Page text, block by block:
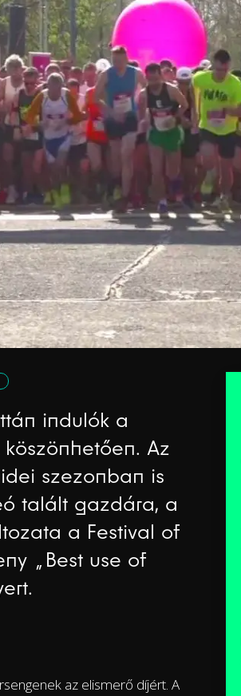
indulók a
Az
szezonban is
talált gazdára, a
a Festival of
„Best use of
az elismerő díjért. A